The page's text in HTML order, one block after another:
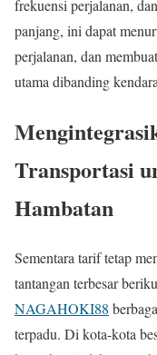
frekuensi perjalanan,
panjang, ini dapat
perjalanan, dan
utama dibanding
Transportasi
Hambatan
Sementara tarif tetap
tantangan terbesar
NAGAHOKI88
terpadu. Di kota-kota